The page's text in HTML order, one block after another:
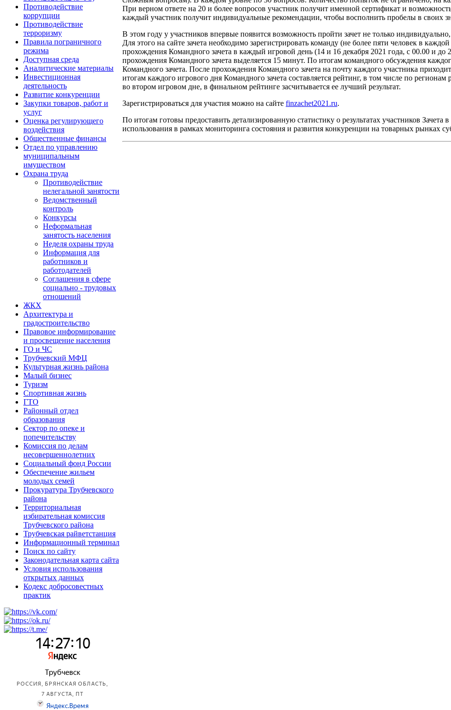
Противодействие
коррупции
Противодействие
терроризму
Правила пограничного
режима
Доступная среда
Аналитические материалы
Инвестиционная
деятельность
Развитие конкуренции
Закупки товаров, работ и
услуг
Оценка регулирующего
воздействия
Общественные финансы
Отдел по управлению
муниципальным
имуществом
Охрана труда
Противодействие
нелегальной занятости
Ведомственный
контроль
Конкурсы
Неформальная
занятость населения
Неделя охраны труда
Информация для
работников и
работодателей
Соглашения в сфере
социально - трудовых
отношений
ЖКХ
Архитектура и
градостроительство
Правовое информирование
и просвещение населения
ГО и ЧС
Трубчевский МФЦ
Культурная жизнь района
Малый бизнес
Туризм
Спортивная жизнь
ГТО
Районный отдел
образования
Сектор по опеке и
попечительству
Комиссия по делам
несовершеннолетних
Социальный фонд России
Обеспечение жильем
молодых семей
Прокуратура Трубчевского
района
Территориальная
избирательная комиссия
Трубчевского района
Трубчевская райветстанция
Информационный терминал
Поиск по сайту
Законодательная карта сайта
Условия использования
открытых данных
Кодекс добросовестных
практик
При верном ответе на 20 и более вопросов участник получит именной сертификат и
каждый участник получит индивидуальные рекомендации, чтобы восполнить пробелы в своих
В этом году у участников впервые появится возможность пройти зачет не только
Для этого на сайте зачета необходимо зарегистрировать команду (не более пяти человек в
прохождения Командного зачета в каждый игровой день (14 и 16 декабря 2021 года, с 00.00 и
прохождения Командного зачета выделяется 15 минут. По итогам командного обсуждения
Командного зачета. После прохождения Командного зачета на почту каждого участника
итогам каждого игрового дня Командного зачета составляется рейтинг, в том числе по
во втором игровом дне, в финальном рейтинге засчитывается ее лучший результат.
Зарегистрироваться для участия можно на сайте finzachet2021.ru.
По итогам готовы предоставить детализированную статистику о результатах участников
использования в рамках мониторинга состояния и развития конкуренции на товарных рынках